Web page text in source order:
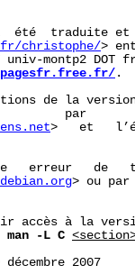
été  traduite
christophe/>
montp2 DOT
.
de la
par
>   et
erreur   de
> ou par
accès à la
man -L C